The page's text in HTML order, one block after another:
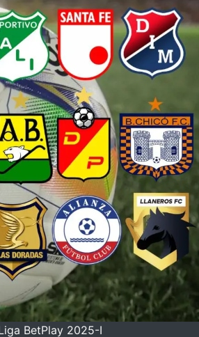
BetPlay 2025-I